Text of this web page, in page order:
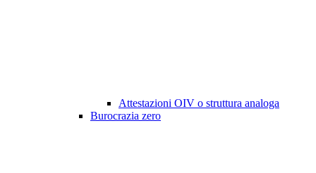
Attestazioni OIV o struttura analoga
Burocrazia zero